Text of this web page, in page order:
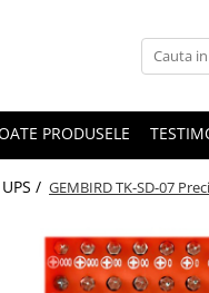
PRODUSELE
/ GEMBIRD TK-SD-07